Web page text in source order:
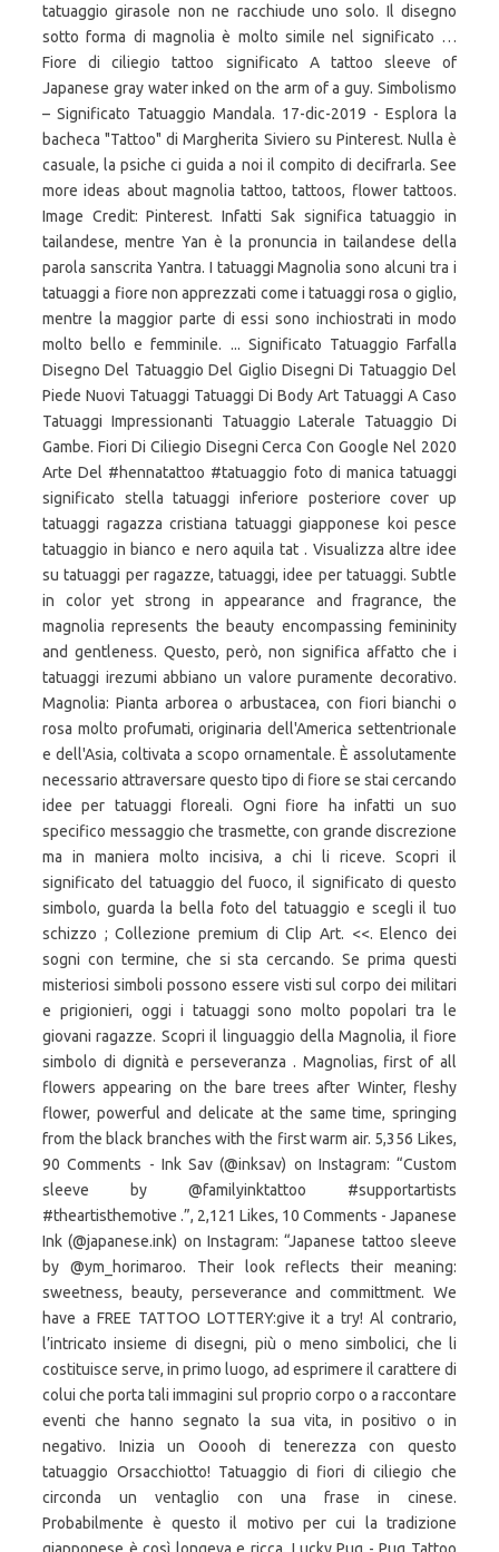
tatuaggio girasole non ne racchiude uno solo. Il disegno
sotto forma di magnolia è molto simile nel significato …
Fiore di ciliegio tattoo significato A tattoo sleeve of
Japanese gray water inked on the arm of a guy. Simbolismo
– Significato Tatuaggio Mandala. 17-dic-2019 - Esplora la
bacheca "Tattoo" di Margherita Siviero su Pinterest. Nulla è
casuale, la psiche ci guida a noi il compito di decifrarla. See
more ideas about magnolia tattoo, tattoos, flower tattoos.
Image Credit: Pinterest. Infatti Sak significa tatuaggio in
tailandese, mentre Yan è la pronuncia in tailandese della
parola sanscrita Yantra. I tatuaggi Magnolia sono alcuni tra i
tatuaggi a fiore non apprezzati come i tatuaggi rosa o giglio,
mentre la maggior parte di essi sono inchiostrati in modo
molto bello e femminile. ... Significato Tatuaggio Farfalla
Disegno Del Tatuaggio Del Giglio Disegni Di Tatuaggio Del
Piede Nuovi Tatuaggi Tatuaggi Di Body Art Tatuaggi A Caso
Tatuaggi Impressionanti Tatuaggio Laterale Tatuaggio Di
Gambe. Fiori Di Ciliegio Disegni Cerca Con Google Nel 2020
Arte Del #hennatattoo #tatuaggio foto di manica tatuaggi
significato stella tatuaggi inferiore posteriore cover up
tatuaggi ragazza cristiana tatuaggi giapponese koi pesce
tatuaggio in bianco e nero aquila tat . Visualizza altre idee
su tatuaggi per ragazze, tatuaggi, idee per tatuaggi. Subtle
in color yet strong in appearance and fragrance, the
magnolia represents the beauty encompassing femininity
and gentleness. Questo, però, non significa affatto che i
tatuaggi irezumi abbiano un valore puramente decorativo.
Magnolia: Pianta arborea o arbustacea, con fiori bianchi o
rosa molto profumati, originaria dell'America settentrionale
e dell'Asia, coltivata a scopo ornamentale. È assolutamente
necessario attraversare questo tipo di fiore se stai cercando
idee per tatuaggi floreali. Ogni fiore ha infatti un suo
specifico messaggio che trasmette, con grande discrezione
ma in maniera molto incisiva, a chi li riceve. Scopri il
significato del tatuaggio del fuoco, il significato di questo
simbolo, guarda la bella foto del tatuaggio e scegli il tuo
schizzo ; Collezione premium di Clip Art. <<. Elenco dei
sogni con termine, che si sta cercando. Se prima questi
misteriosi simboli possono essere visti sul corpo dei militari
e prigionieri, oggi i tatuaggi sono molto popolari tra le
giovani ragazze. Scopri il linguaggio della Magnolia, il fiore
simbolo di dignità e perseveranza . Magnolias, first of all
flowers appearing on the bare trees after Winter, fleshy
flower, powerful and delicate at the same time, springing
from the black branches with the first warm air. 5,356 Likes,
90 Comments - Ink Sav (@inksav) on Instagram: “Custom
sleeve by @familyinktattoo #supportartists
#theartisthemotive .”, 2,121 Likes, 10 Comments - Japanese
Ink (@japanese.ink) on Instagram: “Japanese tattoo sleeve
by @ym_horimaroo. Their look reflects their meaning:
sweetness, beauty, perseverance and committment. We
have a FREE TATTOO LOTTERY:give it a try! Al contrario,
l’intricato insieme di disegni, più o meno simbolici, che li
costituisce serve, in primo luogo, ad esprimere il carattere di
colui che porta tali immagini sul proprio corpo o a raccontare
eventi che hanno segnato la sua vita, in positivo o in
negativo. Inizia un Ooooh di tenerezza con questo
tatuaggio Orsacchiotto! Tatuaggio di fiori di ciliegio che
circonda un ventaglio con una frase in cinese.
Probabilmente è questo il motivo per cui la tradizione